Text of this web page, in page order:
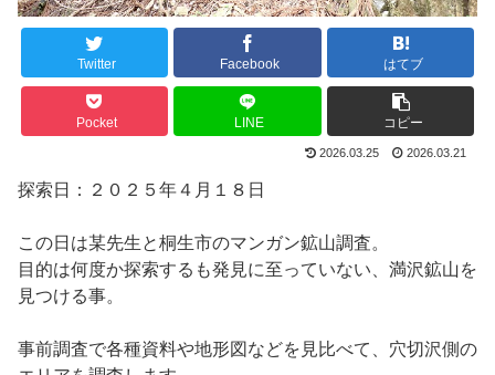
Twitter Facebook はてブ
Pocket LINE コピー
2026.03.25 2026.03.21
探索日：２０２５年４月１８日
この日は某先生と桐生市のマンガン鉱山調査。
目的は何度か探索するも発見に至っていない、満沢鉱山を
見つける事。
事前調査で各種資料や地形図などを見比べて、穴切沢側の